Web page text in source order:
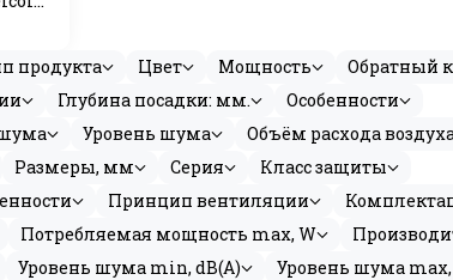
продукта Цвет Мощность Обратный
Глубина посадки: мм.
Особенности
Уровень шума
Объём расхода
Размеры, мм Серия
Класс защиты
Принцип вентиляции
Потребляемая мощность max, W
Уровень шума min, dB(A)
Уровень шума max,